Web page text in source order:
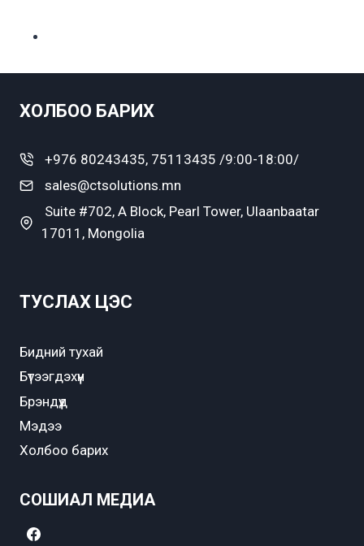
ХОЛБОО БАРИХ
+976 80243435, 75113435 /9:00-18:00/
sales@ctsolutions.mn
Suite #702, A Block, Pearl Tower, Ulaanbaatar
17011, Mongolia
ТУСЛАХ ЦЭС
Бидний тухай
Бүтээгдэхүүн
Брэндүүд
Мэдээ
Холбоо барих
СОШИАЛ МЕДИА